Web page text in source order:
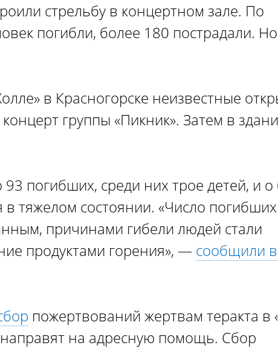
стрельбу в концертном зале. По
погибли, более 180 пострадали.
в Красногорске неизвестные
группы «Пикник». Затем в
93 погибших, среди них трое детей, и о
тяжелом состоянии. «Число
причинами гибели людей стали
продуктами горения», — сообщили
пожертвований жертвам теракта в
на адресную помощь. Сбор